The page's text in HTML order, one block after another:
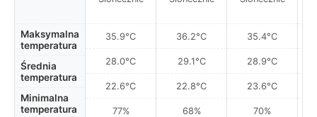
Maksymalna
temperatura
Średnia
temperatura
Minimalna
temperatura
35.9°C
28.0°C
22.6°C
77%
36.2°C
29.1°C
22.8°C
68%
35.4°C
28.9°C
23.6°C
70%